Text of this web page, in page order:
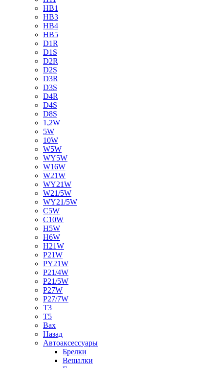
HB1
HB3
HB4
HB5
D1R
D1S
D2R
D2S
D3R
D3S
D4R
D4S
D8S
1,2W
5W
10W
W5W
WY5W
W16W
W21W
WY21W
W21/5W
WY21/5W
C5W
C10W
H5W
H6W
H21W
P21W
PY21W
P21/4W
P21/5W
P27W
P27/7W
T3
T5
Bax
Назад
Автоаксессуары
Брелки
Вешалки